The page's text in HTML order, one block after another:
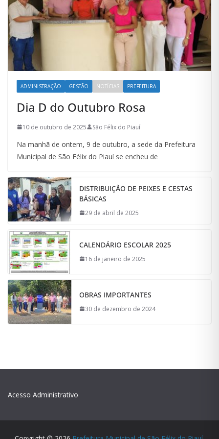
ADMINISTRAÇÃO GESTÃO NOTÍCIAS PREFEITURA
Dia D do Outubro Rosa
10 de outubro de 2025 São Félix do Piauí
Na manhã de ontem, 9 de outubro, a sede da Prefeitura
Municipal de São Félix do Piauí se encheu de
DISTRIBUIÇÃO DE PEIXES E CESTAS
BÁSICAS
29 de abril de 2025
CALENDÁRIO ESCOLAR 2025
16 de janeiro de 2025
OBRAS IMPORTANTES
30 de dezembro de 2024
Acesso Administrativo